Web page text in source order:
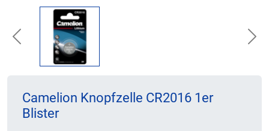
Previous
Camelion Knopfzelle CR2016 1er
Blister